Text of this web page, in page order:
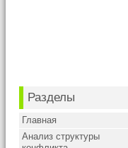
Разделы
Главная
Анализ структуры